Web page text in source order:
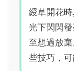
綬草開花
光下閃閃
至想過放
些技巧，可